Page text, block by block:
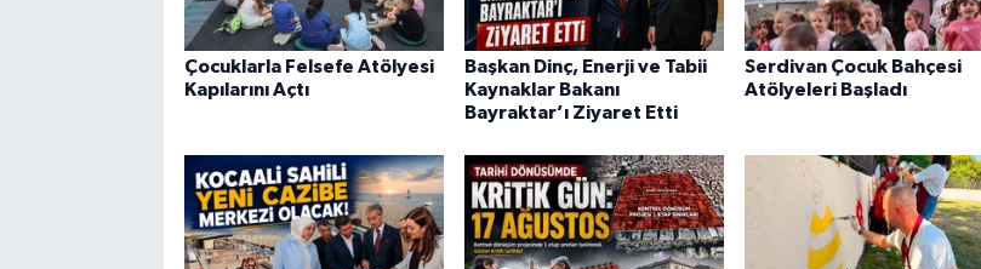
Çocuklarla Felsefe Atölyesi
Kapılarını Açtı
Başkan Dinç, Enerji ve Tabii
Kaynaklar Bakanı
Bayraktar’ı Ziyaret Etti
Serdivan Çocuk Bahçesi
Atölyeleri Başladı